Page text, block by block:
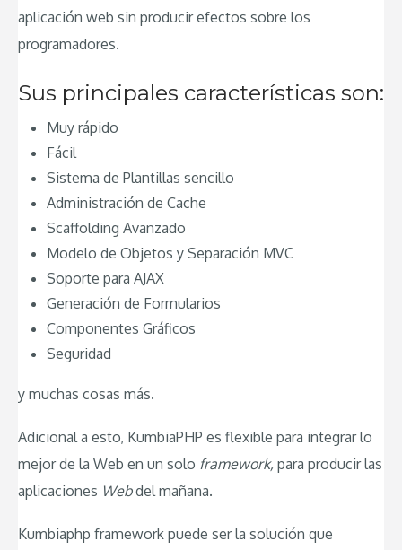
aplicación web sin producir efectos sobre los
programadores.
Sus principales características son:
Muy rápido
Fácil
Sistema de Plantillas sencillo
Administración de Cache
Scaffolding Avanzado
Modelo de Objetos y Separación MVC
Soporte para AJAX
Generación de Formularios
Componentes Gráficos
Seguridad
y muchas cosas más.
Adicional a esto, KumbiaPHP es flexible para integrar lo
mejor de la Web en un solo framework, para producir las
aplicaciones Webdel mañana.
Kumbiaphp framework puede ser la solución que